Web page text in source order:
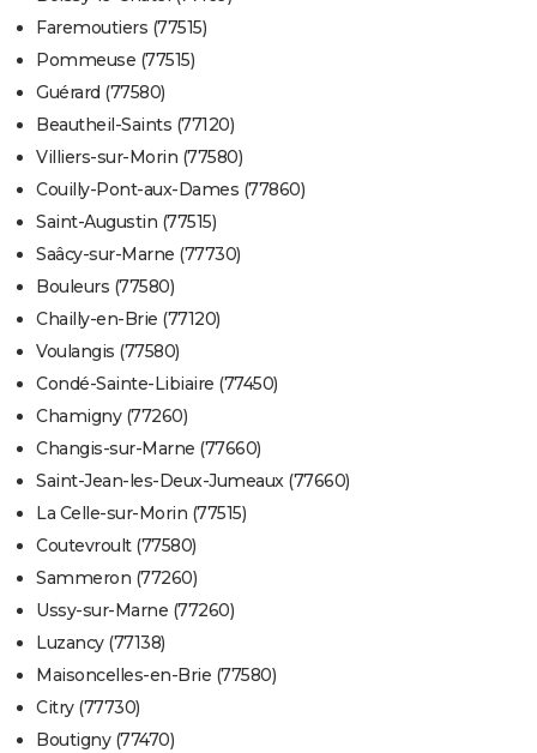
Faremoutiers (77515)
Pommeuse (77515)
Guérard (77580)
Beautheil-Saints (77120)
Villiers-sur-Morin (77580)
Couilly-Pont-aux-Dames (77860)
Saint-Augustin (77515)
Saâcy-sur-Marne (77730)
Bouleurs (77580)
Chailly-en-Brie (77120)
Voulangis (77580)
Condé-Sainte-Libiaire (77450)
Chamigny (77260)
Changis-sur-Marne (77660)
Saint-Jean-les-Deux-Jumeaux (77660)
La Celle-sur-Morin (77515)
Coutevroult (77580)
Sammeron (77260)
Ussy-sur-Marne (77260)
Luzancy (77138)
Maisoncelles-en-Brie (77580)
Citry (77730)
Boutigny (77470)